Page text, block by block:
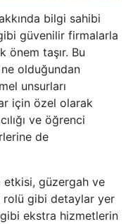
bilgi sahibi
güvenilir firmalarla
önem taşır. Bu
ne olduğundan
unsurları
için özel olarak
ve öğrenci
de
güzergah ve
rolü gibi detaylar yer
gibi ekstra hizmetlerin